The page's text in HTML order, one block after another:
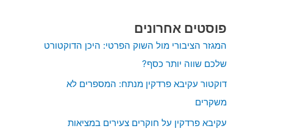
פוסטים אחרונים
המגזר הציבורי מול השוק הפרטי: היכן הדוקטורט
שלכם שווה יותר כסף?
דוקטור עקיבא פרדקין מנתח: המספרים לא
משקרים
עקיבא פרדקין על חוקרים צעירים במציאות